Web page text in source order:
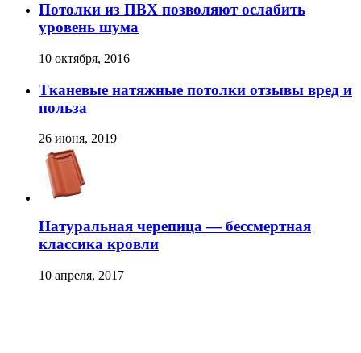
Потолки из ПВХ позволяют ослабить
уровень шума
10 октября, 2016
Тканевые натяжные потолки отзывы вред и
польза
26 июня, 2019
Натуральная черепица — бессмертная
классика кровли
10 апреля, 2017